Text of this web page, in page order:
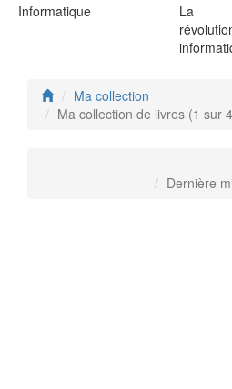
Informatique
La
Ma collection
Ma collection de livres (1 sur
Dernière